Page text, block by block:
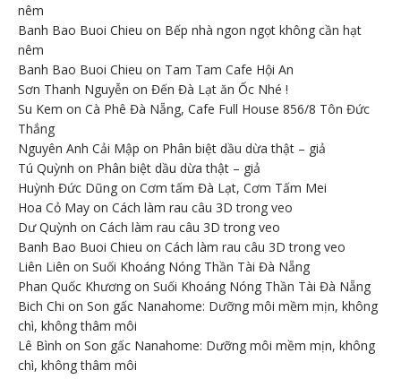
nêm
Banh Bao Buoi Chieu on Bếp nhà ngon ngọt không cần hạt
nêm
Banh Bao Buoi Chieu on Tam Tam Cafe Hội An
Sơn Thanh Nguyễn on Đến Đà Lạt ăn Ốc Nhé !
Su Kem on Cà Phê Đà Nẵng, Cafe Full House 856/8 Tôn Đức
Thắng
Nguyên Anh Cải Mập on Phân biệt dầu dừa thật – giả
Tú Quỳnh on Phân biệt dầu dừa thật – giả
Huỳnh Đức Dũng on Cơm tấm Đà Lạt, Cơm Tấm Mei
Hoa Cỏ May on Cách làm rau câu 3D trong veo
Dư Quỳnh on Cách làm rau câu 3D trong veo
Banh Bao Buoi Chieu on Cách làm rau câu 3D trong veo
Liên Liên on Suối Khoáng Nóng Thần Tài Đà Nẵng
Phan Quốc Khương on Suối Khoáng Nóng Thần Tài Đà Nẵng
Bich Chi on Son gấc Nanahome: Dưỡng môi mềm mịn, không
chì, không thâm môi
Lê Bình on Son gấc Nanahome: Dưỡng môi mềm mịn, không
chì, không thâm môi